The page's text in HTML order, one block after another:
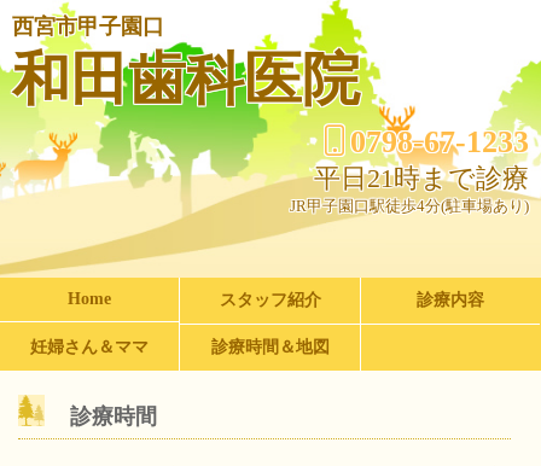
西宮市甲子園口
和田歯科医院
0798-67-1233
平日21時まで診療
JR甲子園口駅徒歩4分(駐車場あり)
Home スタッフ紹介 診療内容
妊婦さん＆ママ 診療時間＆地図
診療時間